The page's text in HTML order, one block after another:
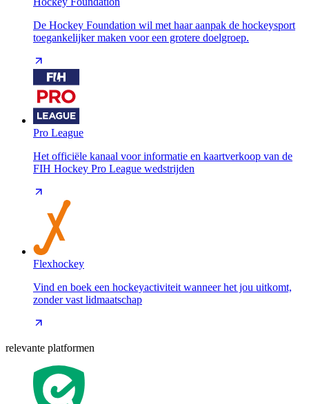
De Hockey Foundation wil met haar aanpak de hockeysport
toegankelijker maken voor een grotere doelgroep.
Pro League
Het officiële kanaal voor informatie en kaartverkoop van de
FIH Hockey Pro League wedstrijden
Flexhockey
Vind en boek een hockeyactiviteit wanneer het jou uitkomt,
zonder vast lidmaatschap
relevante platformen